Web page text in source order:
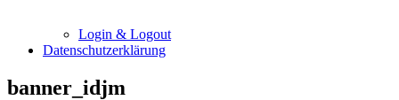
Login & Logout
Datenschutzerklärung
banner_idjm